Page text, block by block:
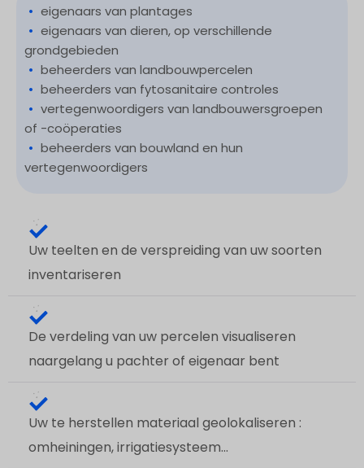
• eigenaars van plantages
• eigenaars van dieren, op verschillende
grondgebieden
• beheerders van landbouwpercelen
• beheerders van fytosanitaire controles
• vertegenwoordigers van landbouwersgroepen
of -coöperaties
• beheerders van bouwland en hun
vertegenwoordigers
Uw teelten en de verspreiding van uw soorten
inventariseren
De verdeling van uw percelen visualiseren
naargelang u pachter of eigenaar bent
Uw te herstellen materiaal geolokaliseren :
omheiningen, irrigatiesysteem...